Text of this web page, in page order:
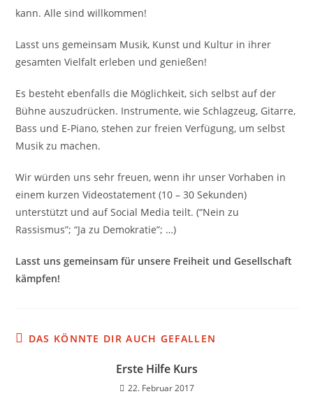
kann. Alle sind willkommen!
Lasst uns gemeinsam Musik, Kunst und Kultur in ihrer
gesamten Vielfalt erleben und genießen!
Es besteht ebenfalls die Möglichkeit, sich selbst auf der
Bühne auszudrücken. Instrumente, wie Schlagzeug, Gitarre,
Bass und E-Piano, stehen zur freien Verfügung, um selbst
Musik zu machen.
Wir würden uns sehr freuen, wenn ihr unser Vorhaben in
einem kurzen Videostatement (10 – 30 Sekunden)
unterstützt und auf Social Media teilt. (“Nein zu
Rassismus”; “Ja zu Demokratie”; …)
Lasst uns gemeinsam für unsere Freiheit und Gesellschaft
kämpfen!
DAS KÖNNTE DIR AUCH GEFALLEN
Erste Hilfe Kurs
22. Februar 2017